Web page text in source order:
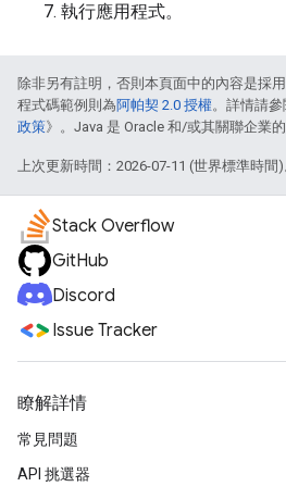
執行應用程式。
除非另有註明，否則本頁面中的內容是採用
程式碼範例則為阿帕契 2.0 授權。詳情請參
政策》。Java 是 Oracle 和/或其關聯企業的
上次更新時間：2026-07-11 (世界標準時間)
Stack Overflow
GitHub
Discord
Issue Tracker
瞭解詳情
常見問題
API 挑選器